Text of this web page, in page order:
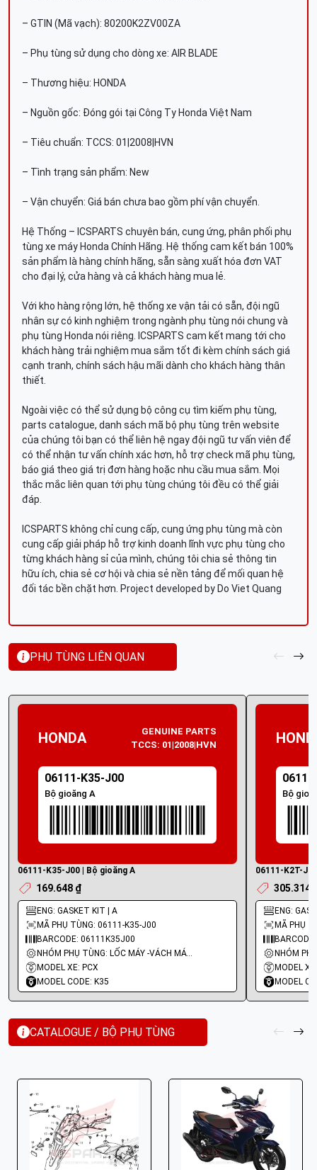
– GTIN (Mã vạch): 80200K2ZV00ZA
– Phụ tùng sử dụng cho dòng xe: AIR BLADE
– Thương hiệu: HONDA
– Nguồn gốc: Đóng gói tại Công Ty Honda Việt Nam
– Tiêu chuẩn: TCCS: 01|2008|HVN
– Tình trạng sản phẩm: New
– Vận chuyển: Giá bán chưa bao gồm phí vận chuyển.
Hệ Thống – ICSPARTS chuyên bán, cung ứng, phân phối phụ
tùng xe máy Honda Chính Hãng. Hệ thống cam kết bán 100%
sản phẩm là hàng chính hãng, sẵn sàng xuất hóa đơn VAT
cho đại lý, cửa hàng và cả khách hàng mua lẻ.
Với kho hàng rộng lớn, hệ thống xe vận tải có sẵn, đội ngũ
nhân sự có kinh nghiệm trong ngành phụ tùng nói chung và
phụ tùng Honda nói riêng. ICSPARTS cam kết mang tới cho
khách hàng trải nghiệm mua sắm tốt đi kèm chính sách giá
cạnh tranh, chính sách hậu mãi dành cho khách hàng thân
thiết.
Ngoài việc có thể sử dụng bộ công cụ tìm kiếm phụ tùng,
parts catalogue, danh sách mã bộ phụ tùng trên website
của chúng tôi bạn có thể liên hệ ngay đội ngũ tư vấn viên để
có thể nhận tư vấn chính xác hơn, hỗ trợ check mã phụ tùng,
báo giá theo giá trị đơn hàng hoặc nhu cầu mua sắm. Mọi
thắc mắc liên quan tới phụ tùng chúng tôi đều có thể giải
đáp.
ICSPARTS không chỉ cung cấp, cung ứng phụ tùng mà còn
cung cấp giải pháp hỗ trợ kinh doanh lĩnh vực phụ tùng cho
từng khách hàng sỉ của mình, chúng tôi chia sẻ thông tin
hữu ích, chia sẻ cơ hội và chia sẻ nền tảng để mối quan hệ
đối tác bền chặt hơn. Project developed by Do Viet Quang
PHỤ TÙNG LIÊN QUAN
HONDA
GENUINE PARTS
TCCS: 01|2008|HVN
06111-K35-J00
Bộ gioăng A
06111-K35-J00 | Bộ gioăng A
169.648 ₫
ENG: GASKET KIT | A
MÃ PHỤ TÙNG: 06111-K35-J00
BARCODE: 06111K35J00
NHÓM PHỤ TÙNG: LỐC MÁY -VÁCH MÁY - GIOĂNG MÁY
MODEL XE: PCX
MODEL CODE: K35
Bộ
06111-K2T-
305.314
ENG:
MÃ PHỤ
MODEL
MODEL
CATALOGUE / BỘ PHỤ TÙNG